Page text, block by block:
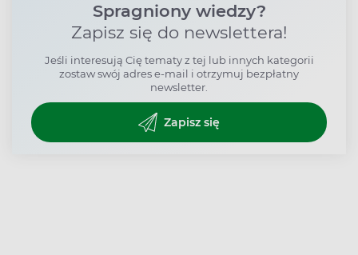
Spragniony wiedzy?
Zapisz się do newslettera!
Jeśli interesują Cię tematy z tej lub innych kategorii
zostaw swój adres e-mail i otrzymuj bezpłatny
newsletter.
Zapisz się